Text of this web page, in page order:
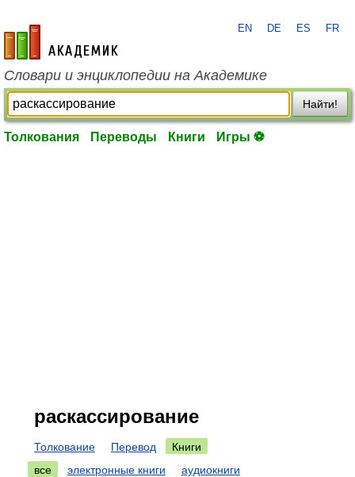
academic.ru
EN DE ES FR
Словари и энциклопедии на Академике
Найти!
Толкования Переводы Книги Игры ⚽
раскассирование
Толкование Перевод
Книги
все
электронные книги
аудиокниги